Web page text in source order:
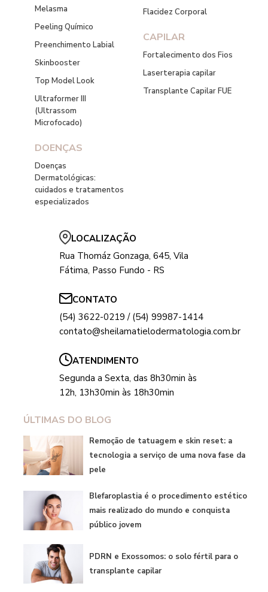
Melasma
Peeling Químico
Preenchimento Labial
Skinbooster
Top Model Look
Ultraformer III
(Ultrassom
Microfocado)
DOENÇAS
Doenças
Dermatológicas:
cuidados e tratamentos
especializados
Flacidez Corporal
CAPILAR
Fortalecimento dos Fios
Laserterapia capilar
Transplante Capilar FUE
LOCALIZAÇÃO
Rua Thomáz Gonzaga, 645, Vila
Fátima, Passo Fundo - RS
CONTATO
(54) 3622-0219 / (54) 99987-1414
contato@sheilamatielodermatologia.com.br
ATENDIMENTO
Segunda a Sexta, das 8h30min às
12h, 13h30min às 18h30min
ÚLTIMAS DO BLOG
Remoção de tatuagem e skin reset: a
tecnologia a serviço de uma nova fase da
pele
Blefaroplastia é o procedimento estético
mais realizado do mundo e conquista
público jovem
PDRN e Exossomos: o solo fértil para o
transplante capilar